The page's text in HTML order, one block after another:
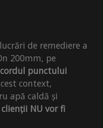
de remediere a
200mm, pe
punctului
context,
apă caldă și
clienții NU vor fi